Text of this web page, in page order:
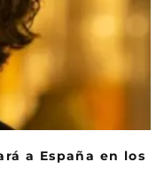
a España en los